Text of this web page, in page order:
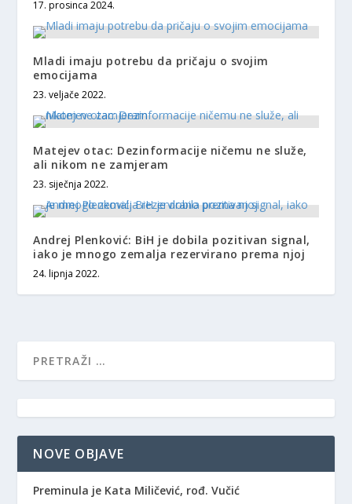
17. prosinca 2024.
Mladi imaju potrebu da pričaju o svojim
emocijama
23. veljače 2022.
Matejev otac: Dezinformacije ničemu ne služe,
ali nikom ne zamjeram
23. siječnja 2022.
Andrej Plenković: BiH je dobila pozitivan signal,
iako je mnogo zemalja rezervirano prema njoj
24. lipnja 2022.
NOVE OBJAVE
Preminula je Kata Miličević, rođ. Vučić